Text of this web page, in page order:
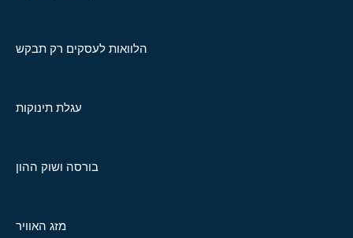
הלוואות לעסקים רק תבקש
עגלת תינוקות
בורסה ושוק ההון
מזג האוויר